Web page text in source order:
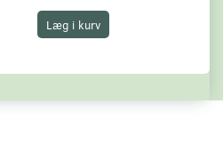
Læg i kurv